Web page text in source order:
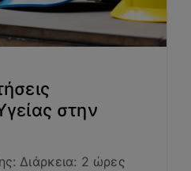
στην
Διάρκεια: 2 ώρες